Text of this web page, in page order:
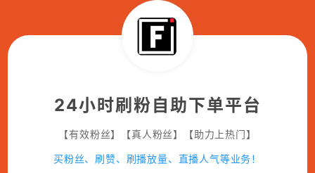
24小时刷粉自助下单平台
【有效粉丝】【真人粉丝】【助力上热门】
买粉丝、刷赞、刷播放量、直播人气等业务！